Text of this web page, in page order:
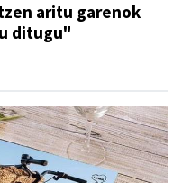
aritu garenok
ditugu"